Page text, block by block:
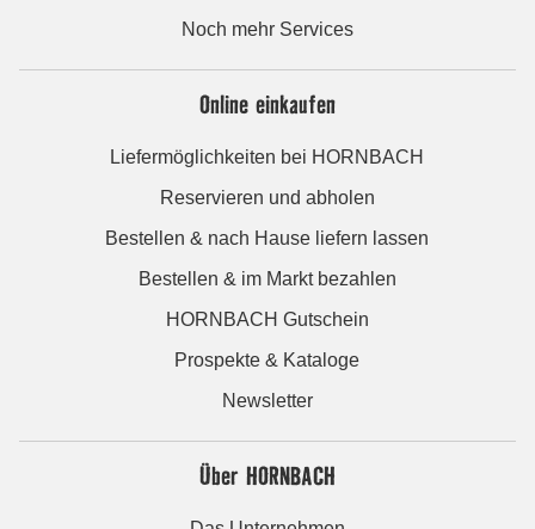
Noch mehr Services
Online einkaufen
Liefermöglichkeiten bei HORNBACH
Reservieren und abholen
Bestellen & nach Hause liefern lassen
Bestellen & im Markt bezahlen
HORNBACH Gutschein
Prospekte & Kataloge
Newsletter
Über HORNBACH